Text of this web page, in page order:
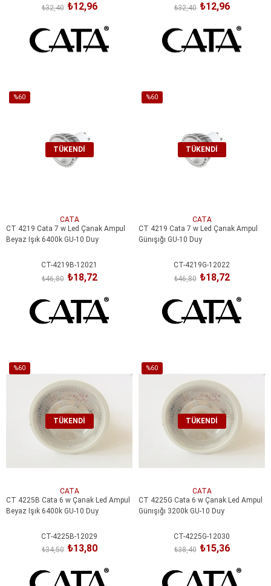
₺12,96
₺32,40 ₺12,96
₺32,40
%60
TÜKENDI
CATA
CT 4219 Cata 7 w Led Çanak Ampul
Beyaz Işık 6400k GU-10 Duy
CT-4219B-12021
₺18,72
₺46,80
%60
TÜKENDI
CATA
CT 4219 Cata 7 w Led Çanak Ampul
Günışığı GU-10 Duy
CT-4219G-12022
₺18,72
₺46,80
%60
%60İndirim
TÜKENDI
CATA
CT 4225B Cata 6 w Çanak Led Ampul
Beyaz Işık 6400k GU-10 Duy
CT-4225B-12029
₺13,80
₺34,50
%60
%60İndirim
TÜKENDI
CATA
CT 4225G Cata 6 w Çanak Led Ampul
Günışığı 3200k GU-10 Duy
CT-4225G-12030
₺15,36
₺38,40